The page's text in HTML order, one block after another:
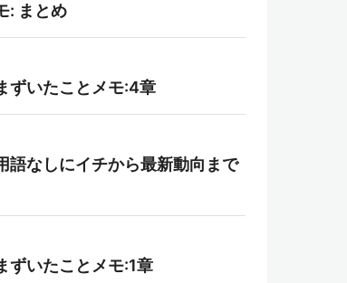
: まとめ
ずいたことメモ:4章
語なしにイチから最新動向まで
ずいたことメモ:1章